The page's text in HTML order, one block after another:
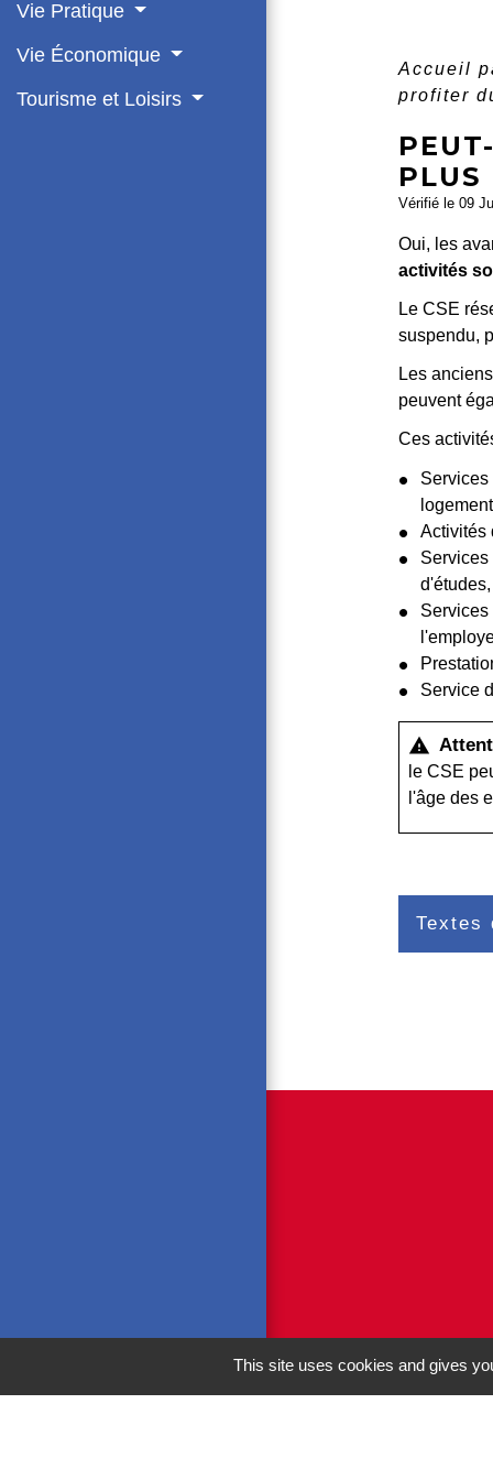
Vie Pratique
Vie Économique
Tourisme et Loisirs
Accueil
profiter
PLUS
Vérifié le 09
Oui, les
activités
Le CSE
suspendu,
Les
peuvent
Ces
Activités
Services
Service
warning
le CSE
l'âge des
Textes
This site uses cookies and gives